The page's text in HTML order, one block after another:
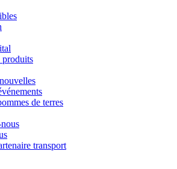
de terres
transport